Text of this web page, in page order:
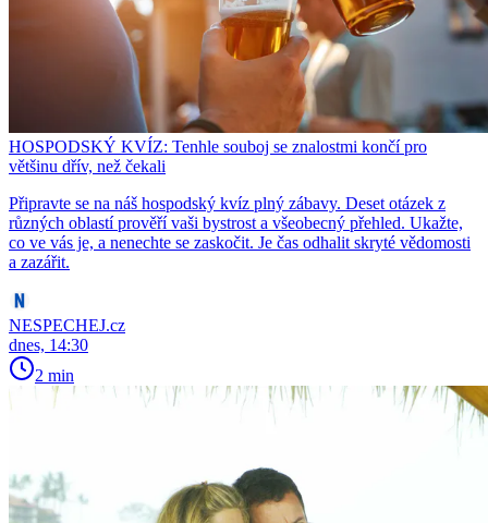
HOSPODSKÝ KVÍZ: Tenhle souboj se znalostmi končí pro
většinu dřív, než čekali
Připravte se na náš hospodský kvíz plný zábavy. Deset otázek z
různých oblastí prověří vaši bystrost a všeobecný přehled. Ukažte,
co ve vás je, a nenechte se zaskočit. Je čas odhalit skryté vědomosti
a zazářit.
NESPECHEJ.cz
dnes, 14:30
2 min